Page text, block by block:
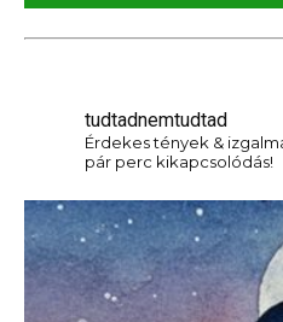
tudtadnemtudtad
Érdekes tények &
pár perc kikapcsolódás!